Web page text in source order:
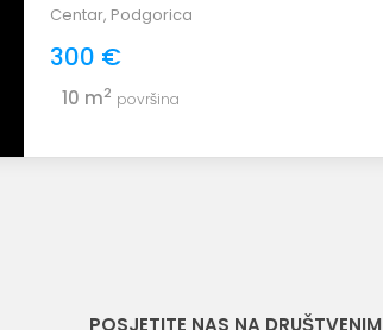
Centar, Podgorica
300 €
10 m2 površina
POSJETITE NAS NA